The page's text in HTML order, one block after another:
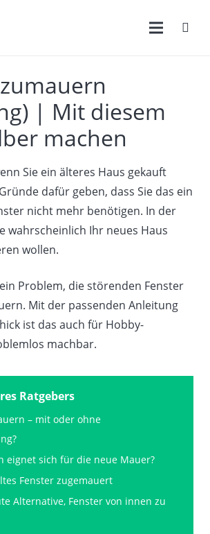
| Mit diesem
machen
Sie ein älteres Haus gekauft
dafür geben, dass Sie das ein
nicht mehr benötigen. In der
wahrscheinlich Ihr neues Haus
wollen.
Problem, die störenden Fenster
Mit der passenden Anleitung
ist das auch für Hobby-
machbar.
Ratgebers
– mit oder ohne
eignet sich für die neue Mauer?
Fenster zugemauert
Alternative, Fenster von innen zu